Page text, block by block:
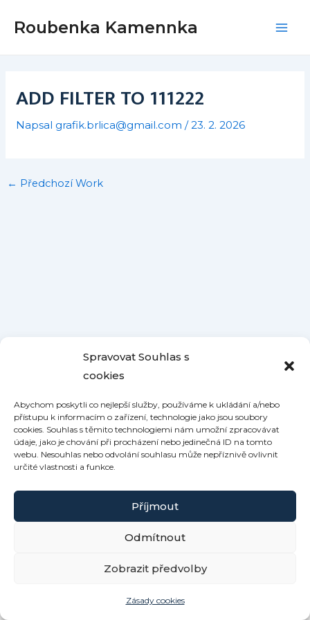
Spravovat Souhlas s
cookies
Abychom poskytli co nejlepší služby, používáme k ukládání a/nebo
přístupu k informacím o zařízení, technologie jako jsou soubory
cookies. Souhlas s těmito technologiemi nám umožní zpracovávat
údaje, jako je chování při procházení nebo jedinečná ID na tomto
webu. Nesouhlas nebo odvolání souhlasu může nepříznivě ovlivnit
určité vlastnosti a funkce.
Příjmout
Odmítnout
Zobrazit předvolby
Zásady cookies
Roubenka Kamennka
ADD FILTER TO 111222
Napsal grafik.brlica@gmail.com/23. 2. 2026
navigation
← Předchozí Work
Šablona Astra WordPress